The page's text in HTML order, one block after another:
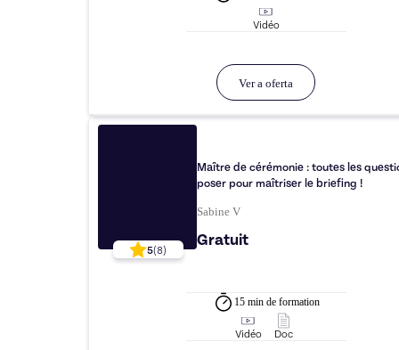
Vidéo
Ver a oferta
5(8)
Maître de cérémonie : toutes les
poser pour maîtriser le briefing !
Sabine V
Gratuit
15 minde formation
Vidéo Doc